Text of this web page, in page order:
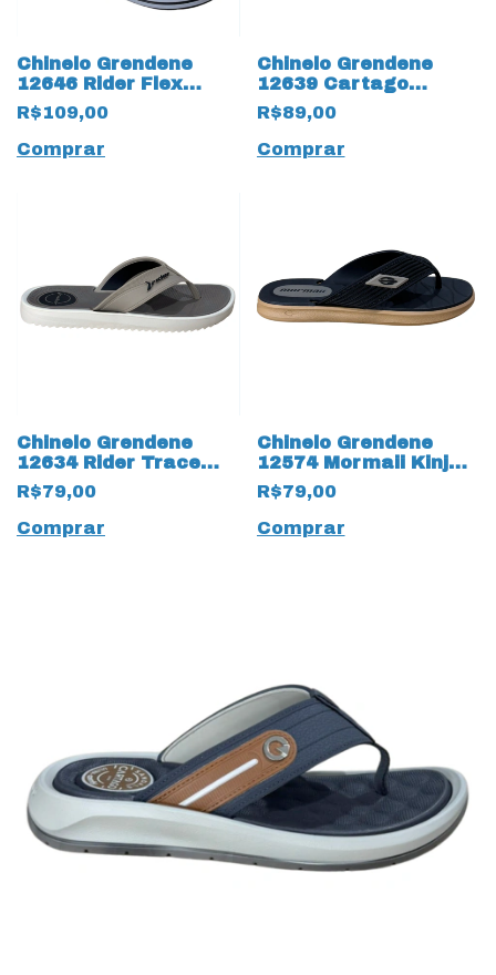
Chinelo Grendene
12646 Rider Flex
19983 19984 Dedo
Adulto
R$109,00
Comprar
Chinelo Grendene
12639 Cartago
Malaga 19959 Sport
III
R$89,00
Comprar
Chinelo Grendene
12634 Rider Trace
Plus 19958 Bege
R$79,00
Comprar
Chinelo Grendene
12574 Mormaii Kinja
19956 Dedo
R$79,00
Comprar